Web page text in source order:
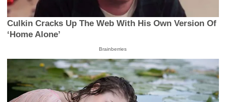
Culkin Cracks Up The Web With His Own Version Of
‘Home Alone’
Brainberries